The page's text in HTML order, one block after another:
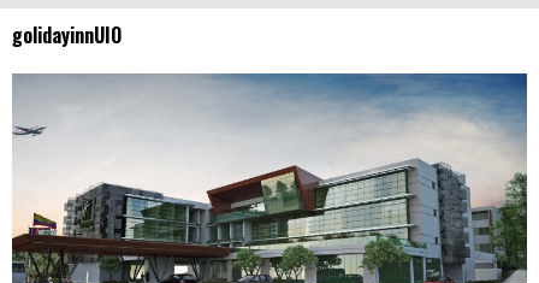
COLINEAL – Especial Interiorismo & Decoración 2026
golidayinnUIO